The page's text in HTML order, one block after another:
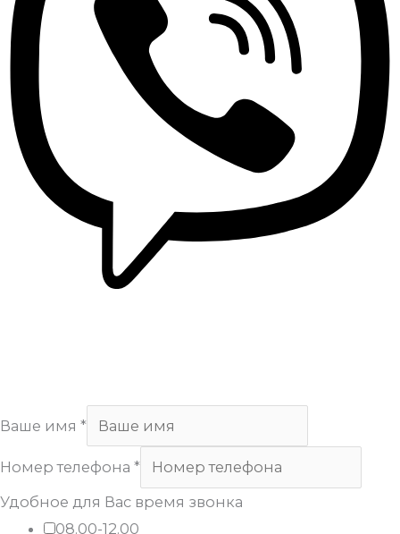
Ваше имя *
Номер телефона *
Удобное для Вас время звонка
08.00-12.00